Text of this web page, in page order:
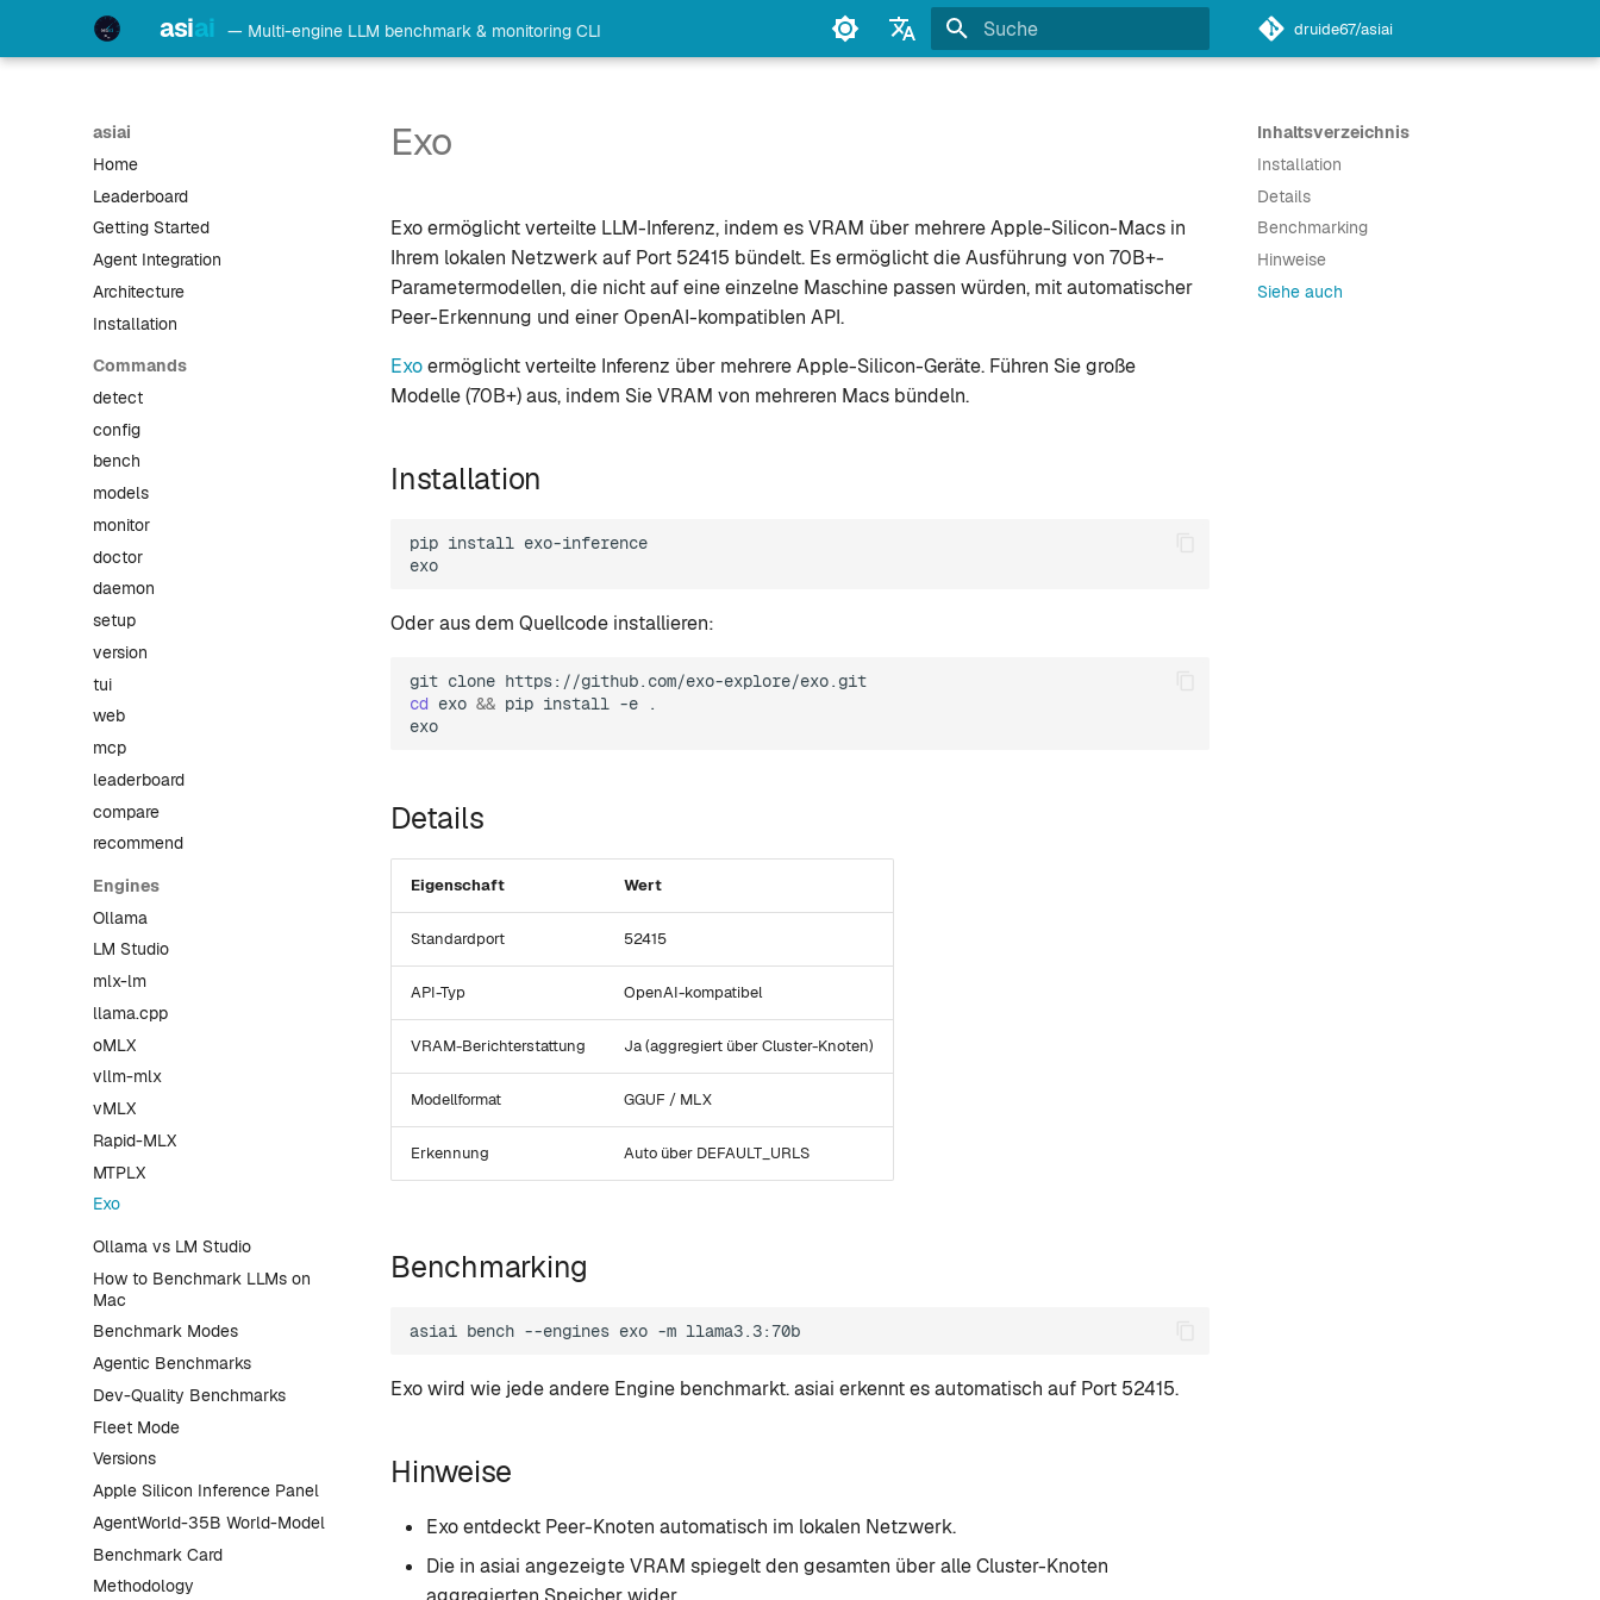
asiai — Multi-engine LLM benchmark & monitoring CLI
Italiano
Português
日本語
druide67/asiai
asiai
Home
Leaderboard
Getting Started
Agent Integration
Architecture
Installation
Commands
detect
config
bench
models
monitor
doctor
daemon
setup
version
tui
web
mcp
leaderboard
compare
recommend
Engines
Ollama
LM Studio
mlx-lm
llama.cpp
oMLX
vllm-mlx
vMLX
Rapid-MLX
MTPLX
Exo
Ollama vs LM Studio
How to Benchmark LLMs on
Mac
Benchmark Modes
Agentic Benchmarks
Dev-Quality Benchmarks
Fleet Mode
Versions
Apple Silicon Inference Panel
AgentWorld-35B World-Model
Benchmark Card
Methodology
Inhaltsverzeichnis
Installation
Details
Benchmarking
Hinweise
Siehe auch
Exo
Exo ermöglicht verteilte LLM-Inferenz, indem es VRAM über mehrere Apple-Silicon-Macs in
Ihrem lokalen Netzwerk auf Port 52415 bündelt. Es ermöglicht die Ausführung von 70B+-
Parametermodellen, die nicht auf eine einzelne Maschine passen würden, mit automatischer
Peer-Erkennung und einer OpenAI-kompatiblen API.
Exoermöglicht verteilte Inferenz über mehrere Apple-Silicon-Geräte. Führen Sie große
Modelle (70B+) aus, indem Sie VRAM von mehreren Macs bündeln.
Installation
pip install exo-inference
Oder aus dem Quellcode installieren:
git clone
cd exo && pip install -e
.
Details
Eigenschaft Wert
Standardport 52415
API-Typ OpenAI-kompatibel
VRAM-Berichterstattung Ja (aggregiert über Cluster-Knoten)
Modellformat GGUF / MLX
Erkennung Auto über DEFAULT_URLS
Benchmarking
asiai bench --engines exo -m
Exo wird wie jede andere Engine benchmarkt. asiai erkennt es automatisch auf Port 52415.
Hinweise
Exo entdeckt Peer-Knoten automatisch im lokalen Netzwerk.
Die in asiai angezeigte VRAM spiegelt den gesamten über alle Cluster-Knoten